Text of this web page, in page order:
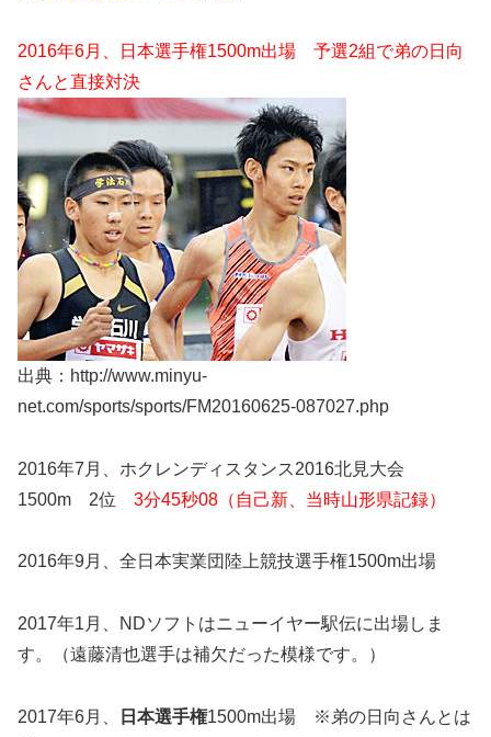
2016年6月、日本選手権1500m出場 予選2組で弟の日向
さんと直接対決
出典：http://www.minyu-
net.com/sports/sports/FM20160625-087027.php
2016年7月、ホクレンディスタンス2016北見大会
1500m 2位 3分45秒08（自己新、当時山形県記録）
2016年9月、全日本実業団陸上競技選手権1500m出場
2017年1月、NDソフトはニューイヤー駅伝に出場しま
す。（遠藤清也選手は補欠だった模様です。）
2017年6月、 日本選手権1500m出場 ※弟の日向さんとは